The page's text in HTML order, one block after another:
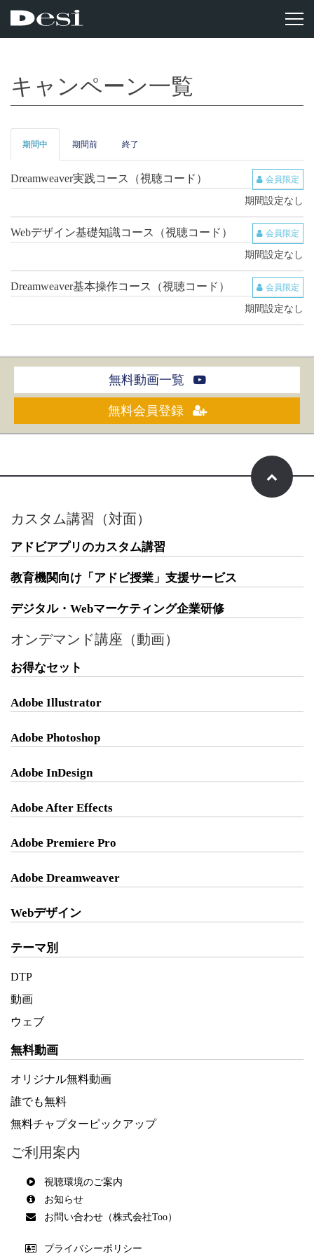
キャンペーン一覧
期間中 期間前 終了
会員限定
Dreamweaver実践コース（視聴コード）
期間設定なし
会員限定
Webデザイン基礎知識コース（視聴コード）
期間設定なし
会員限定
Dreamweaver基本操作コース（視聴コード）
期間設定なし
無料動画一覧
無料会員登録
カスタム講習（対面）
アドビアプリのカスタム講習
教育機関向け「アドビ授業」支援サービス
デジタル・Webマーケティング企業研修
オンデマンド講座（動画）
お得なセット
Adobe Illustrator
Adobe Photoshop
Adobe InDesign
Adobe After Effects
Adobe Premiere Pro
Adobe Dreamweaver
Webデザイン
テーマ別
DTP
動画
ウェブ
無料動画
オリジナル無料動画
誰でも無料
無料チャプターピックアップ
ご利用案内
視聴環境のご案内
お知らせ
お問い合わせ（株式会社Too）
プライバシーポリシー